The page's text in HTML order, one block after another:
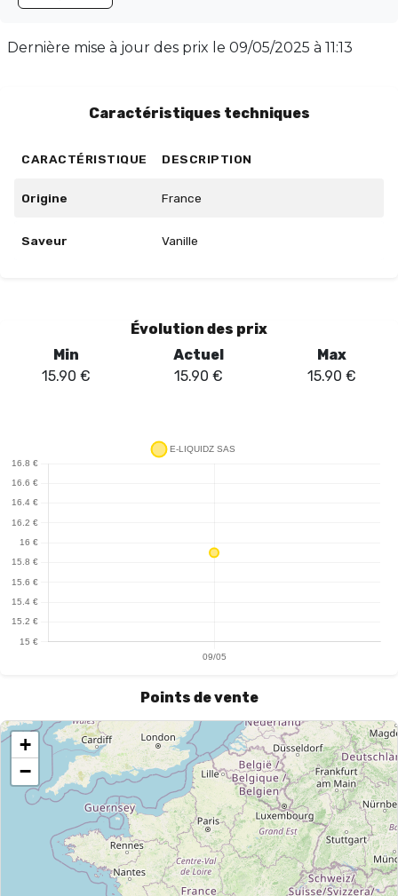
expérience. Fabriqué en France, ce trésor est proposé à
offre exceptionnelle !
Dernière mise à jour des prix le 09/05/2025 à 11:13
Caractéristiques techniques
CARACTÉRISTIQUE DESCRIPTION
Origine France
Saveur Vanille
Évolution des prix
Min
15.90 €
Actuel
15.90 €
Max
15.90 €
Points de vente
+
−